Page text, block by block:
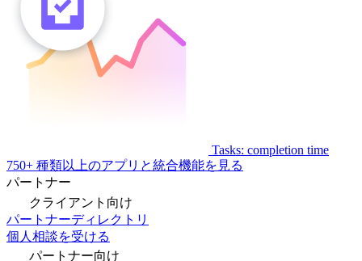
Tasks: completion time
750+ 種類以上のアプリと統合機能を見る
パートナー
クライアント向け
パートナーディレクトリ
個人相談を受ける
パートナー向け